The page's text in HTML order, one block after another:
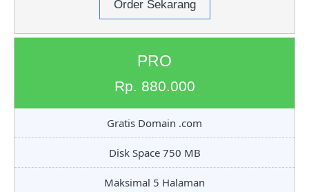
Order Sekarang
PRO
Rp. 880.000
Gratis Domain .com
Disk Space 750 MB
Maksimal 5 Halaman